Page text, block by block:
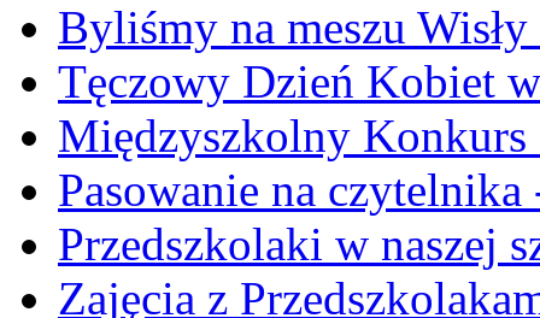
Byliśmy na meszu
Tęczowy Dzień Kobiet
Międzyszkolny
Pasowanie na czytelnika
Przedszkolaki w naszej
Zajęcia z